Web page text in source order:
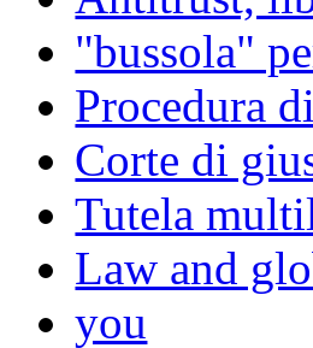
"bussola"
Procedura
Corte di
Tutela
Law and
you